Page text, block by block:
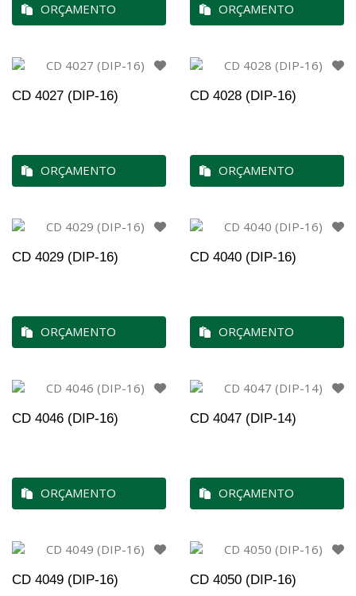
ORÇAMENTO ORÇAMENTO
CD 4027 (DIP-16)
ORÇAMENTO
CD 4028 (DIP-16)
ORÇAMENTO
CD 4029 (DIP-16)
ORÇAMENTO
CD 4040 (DIP-16)
ORÇAMENTO
CD 4046 (DIP-16)
ORÇAMENTO
CD 4047 (DIP-14)
ORÇAMENTO
CD 4049 (DIP-16) CD 4050 (DIP-16)